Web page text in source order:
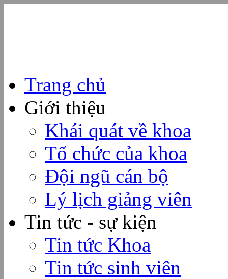
Trang chủ
Giới thiệu
Khái quát về khoa
Tổ chức của khoa
Đội ngũ cán bộ
Lý lịch giảng viên
Tin tức - sự kiện
Tin tức Khoa
Tin tức sinh viên